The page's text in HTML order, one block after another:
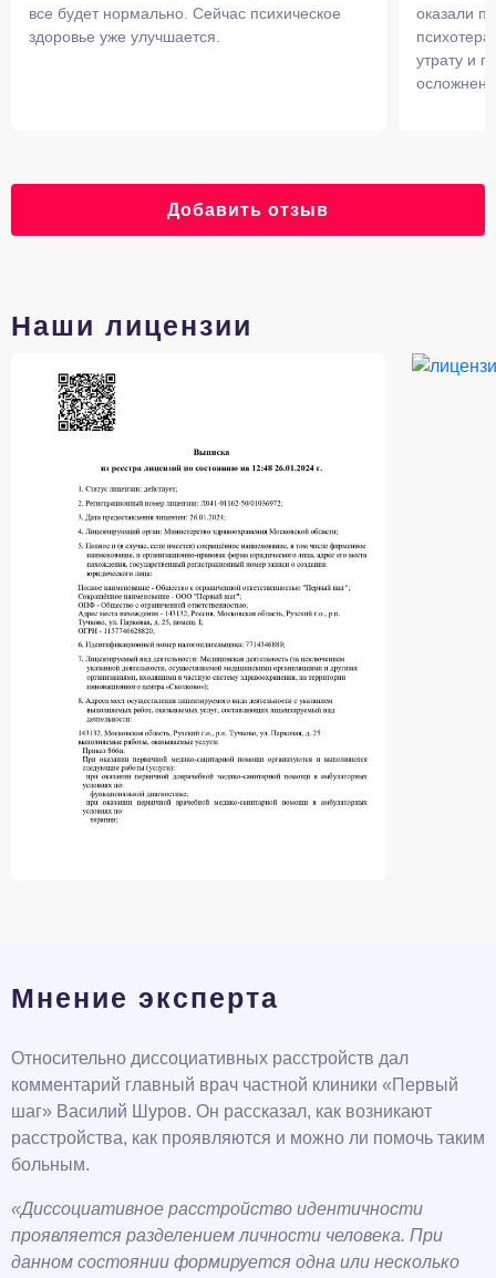
все будет нормально. Сейчас психическое
здоровье уже улучшается.
оказали
утрату и
Добавить отзыв
Наши лицензии
Мнение эксперта
Относительно диссоциативных расстройств дал
комментарий главный врач частной клиники «Первый
шаг» Василий Шуров. Он рассказал, как возникают
расстройства, как проявляются и можно ли помочь таким
больным.
«Диссоциативное расстройство идентичности
проявляется разделением личности человека. При
данном состоянии формируется одна или несколько